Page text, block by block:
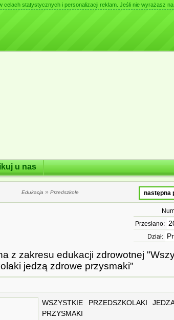
celach statystycznych i personalizacji reklam. Jeśli nie wyrażasz
u nas
Edukacja » Przedszkole następna
Przesłano:
Dział:
z zakresu edukacji zdrowotnej
jedzą zdrowe przysmaki"
WSZYSTKIE PRZEDSZKOLAKI
PRZYSMAKI